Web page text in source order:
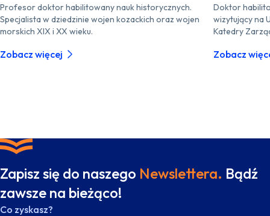
Profesor doktor habilitowany nauk historycznych.
Specjalista w dziedzinie wojen kozackich oraz wojen
morskich XIX i XX wieku.
Zobacz więcej
Doktor
wizytujący na
Katedry
Zobacz
Zapisz się do naszego Newslettera. Bądź
zawsze na bieżąco!
Co zyskasz?